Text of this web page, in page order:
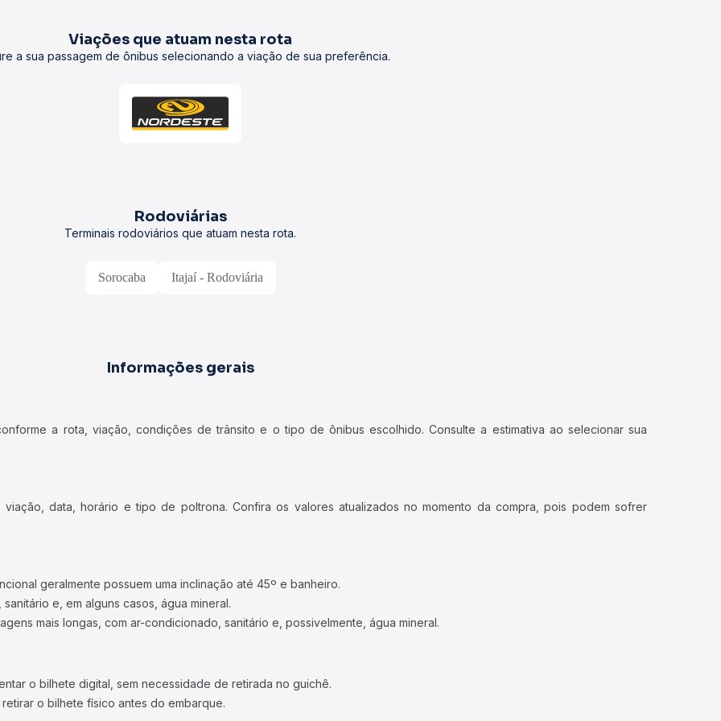
Viações que atuam nesta rota
a sua passagem de ônibus selecionando a viação de sua preferência.
Rodoviárias
Terminais rodoviários que atuam nesta rota.
Sorocaba Itajaí - Rodoviária
Informações gerais
a rota, viação, condições de trânsito e o tipo de ônibus escolhido. Consulte a estimativa ao selecionar sua
data, horário e tipo de poltrona. Confira os valores atualizados no momento da compra, pois podem sofrer
geralmente possuem uma inclinação até 45º e banheiro.
e, em alguns casos, água mineral.
mais longas, com ar-condicionado, sanitário e, possivelmente, água mineral.
o bilhete digital, sem necessidade de retirada no guichê.
o bilhete físico antes do embarque.